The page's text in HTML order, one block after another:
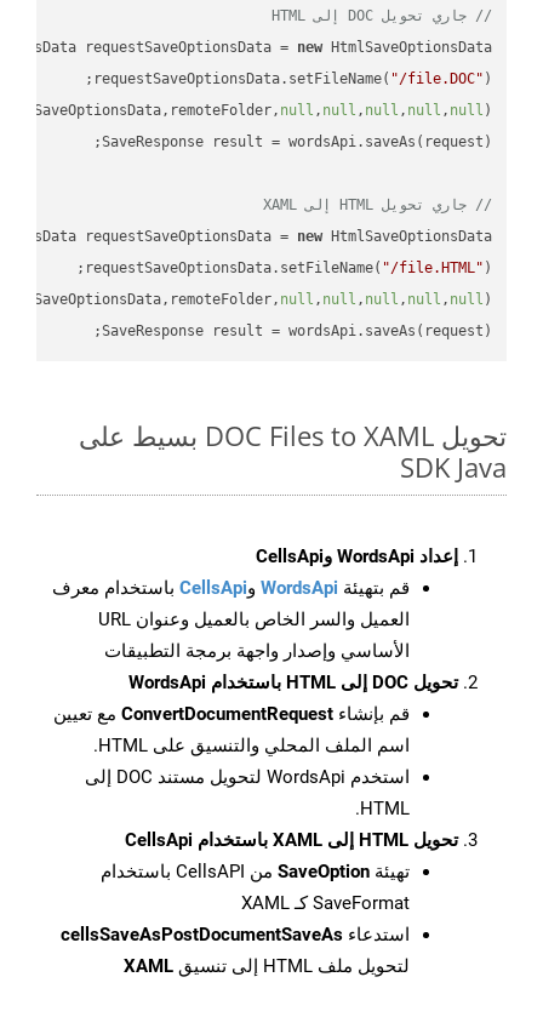
// جاري تحويل DOC إلى HTML
requestSaveOptionsData = new
requestSaveOptionsData.setFileName( "/file.DOC"
null , null , null , null , null
// جاري تحويل HTML إلى XAML
requestSaveOptionsData = new
requestSaveOptionsData.setFileName( "/file.HTML"
null , null , null , null , null
SaveResponse result = wordsApi.saveAs(request);
تحويل DOC Files to XAML بسيط على
SDK Java
إعداد WordsApi وCellsApi
قم بتهيئة WordsApi وCellsApi باستخدام معرف
العميل والسر الخاص بالعميل وعنوان URL
الأساسي وإصدار واجهة برمجة التطبيقات
تحويل DOC إلى HTML باستخدام WordsApi
قم بإنشاء ConvertDocumentRequest مع تعيين
اسم الملف المحلي والتنسيق على HTML.
استخدم WordsApi لتحويل مستند DOC إلى
HTML.
تحويل HTML إلى XAML باستخدام CellsApi
تهيئة SaveOption
من CellsAPI باستخدام
SaveFormat كـ XAML
استدعاء cellsSaveAsPostDocumentSaveAs
لتحويل ملف HTML إلى تنسيق
XAML